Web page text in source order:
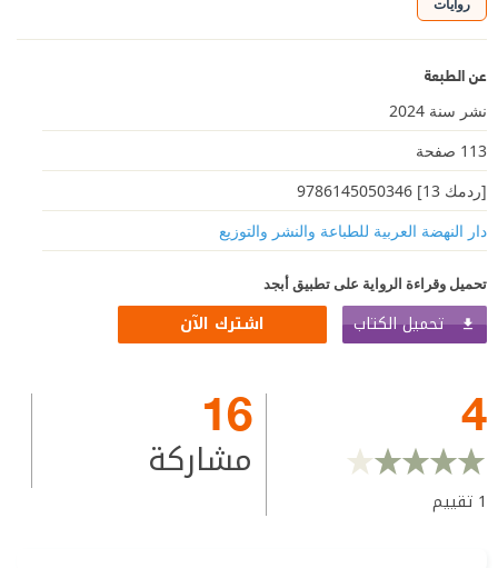
عن الطبعة
نشر سنة 2024
113 صفحة
[ردمك 13] 9786145050346
دار النهضة العربية للطباعة والنشر والتوزيع
تحميل وقراءة الرواية على تطبيق أبجد
تحميل الكتاب اشترك الآن
4
1 تقييم
16
مشاركة